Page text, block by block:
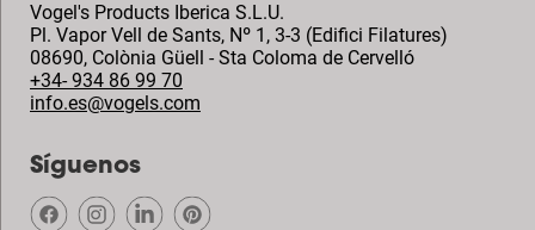
Vogel's Products Iberica S.L.U.
Pl. Vapor Vell de Sants, Nº 1, 3-3 (Edifici Filatures)
08690, Colònia Güell - Sta Coloma de Cervelló
+34- 934 86 99 70
info.es@vogels.com
Síguenos